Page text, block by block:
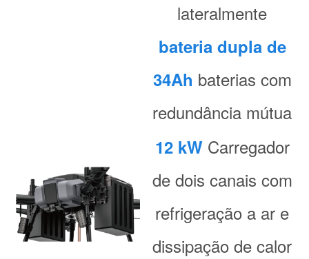
lateralmente
bateria dupla de
34Ah baterias com
redundância mútua
12 kWCarregador
de dois canais com
refrigeração a ar e
dissipação de calor